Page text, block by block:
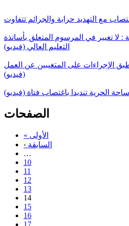
مع التهديد حرابة والجرائم تتفاوت
: لا تغيير في المرسوم المتعلق بأساتذة
التعليم العالي (فيديو)
الإجراءات على المتغيبين عن العمل
(فيديو)
الحرية تنديدا باغتصاب فتاة (فيديو)
الصفحات
« الأولى
‹ السابقة
…
10
11
12
13
14
15
16
17